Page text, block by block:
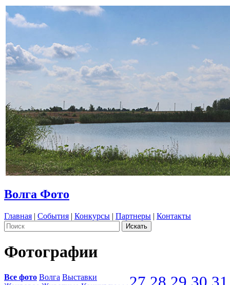
Волга Фото
Главная | События | Конкурсы | Партнеры | Контакты
Фотографии
Все фото Волга Выставки